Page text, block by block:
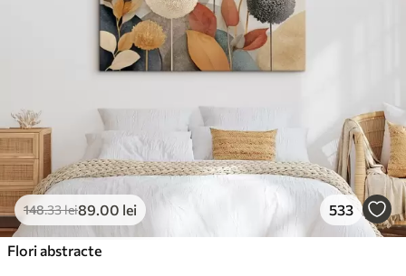
148.33lei89.00 lei 533
Flori abstracte